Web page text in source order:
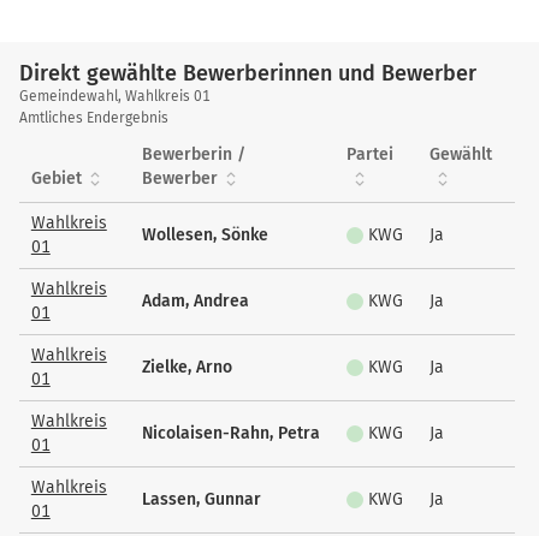
Direkt gewählte Bewerberinnen und Bewerber
Direkt
gewählte
Bewerberinnen
und
Bewerber
Gemeindewahl, Wahlkreis 01
Amtliches Endergebnis
Gebiet
Bewerberin /
Bewerber
Partei Gewählt
Wahlkreis
01
Wollesen, Sönke KWG Ja
Wahlkreis
01
Adam, Andrea KWG Ja
Wahlkreis
01
Zielke, Arno KWG Ja
Wahlkreis
01
Nicolaisen-Rahn, Petra KWG Ja
Wahlkreis
01
Lassen, Gunnar KWG Ja